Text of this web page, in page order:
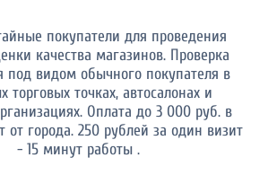
покупатели для проведения
качества магазинов. Проверка
под видом обычного покупателя в
торговых точках, автосалонах и
Оплата до 3 000 руб. в
от города. 250 рублей за один визит
- 15 минут работы .